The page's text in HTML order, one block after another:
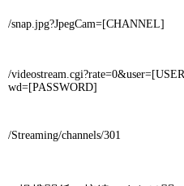
/snap.jpg?JpegCam=[CHANNEL]
/
wd=[PASSWORD]
/Streaming/channels/301